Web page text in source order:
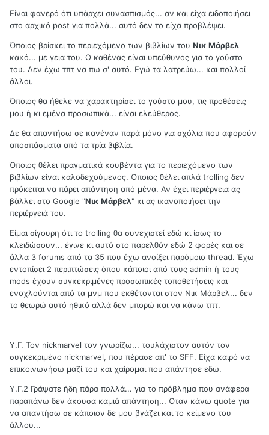
Είναι φανερό ότι υπάρχει συνασπισμός... αν και είχα ειδοποιήσει
στο αρχικό post για πολλά... αυτό δεν το είχα προβλέψει.
Όποιος βρίσκει το περιεχόμενο των βιβλίων του Νικ Μάρβελ
κακό... με γεια του. Ο καθένας είναι υπεύθυνος για το γούστο
του. Δεν έχω τπτ να πω σ' αυτό. Εγώ τα λατρεύω... και πολλοί
άλλοι.
Όποιος θα ήθελε να χαρακτηρίσει το γούστο μου, τις προθέσεις
μου ή κι εμένα προσωπικά... είναι ελεύθερος.
Δε θα απαντήσω σε κανέναν παρά μόνο για σχόλια που αφορούν
αποσπάσματα από τα τρία βιβλία.
Όποιος θέλει πραγματικά κουβέντα για το περιεχόμενο των
βιβλίων είναι καλοδεχούμενος. Όποιος θέλει απλά trolling δεν
πρόκειται να πάρει απάντηση από μένα. Αν έχει περιέργεια ας
βάλλει στο Google "Νικ Μάρβελ" κι ας ικανοποιήσει την
περιέργειά του.
Είμαι σίγουρη ότι το trolling θα συνεχιστεί εδώ κι ίσως το
κλειδώσουν... έγινε κι αυτό στο παρελθόν εδώ 2 φορές και σε
άλλα 3 forums από τα 35 που έχω ανοίξει παρόμοιο thread. Έχω
εντοπίσει 2 περιπτώσεις όπου κάποιοι από τους admin ή τους
mods έχουν συγκεκριμένες προσωπικές τοποθετήσεις και
ενοχλούνται από τα μνμ που εκθέτονται στον Νικ Μάρβελ... δεν
το θεωρώ αυτό ηθικό αλλά δεν μπορώ και να κάνω τπτ.
Υ.Γ. Τον nickmarvel τον γνωρίζω... τουλάχιστον αυτόν τον
συγκεκριμένο nickmarvel, που πέρασε απ' το SFF. Είχα καιρό να
επικοινωνήσω μαζί του και χαίρομαι που απάντησε εδώ.
Υ.Γ.2 Γράψατε ήδη πάρα πολλά... για το πρόβλημα που ανάφερα
παραπάνω δεν άκουσα καμιά απάντηση... Όταν κάνω quote για
να απαντήσω σε κάποιον δε μου βγάζει και το κείμενο του
άλλου...